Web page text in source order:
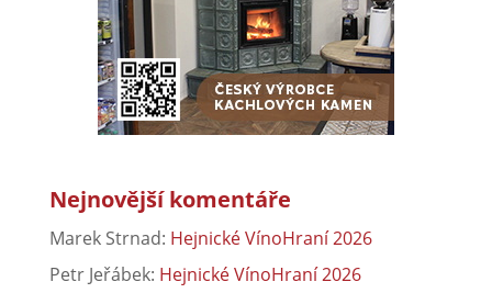
Nejnovější komentáře
Marek Strnad: Hejnické VínoHraní 2026
Petr Jeřábek: Hejnické VínoHraní 2026